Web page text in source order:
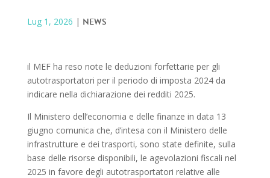
Lug 1, 2026 | NEWS
il MEF ha reso note le deduzioni forfettarie per gli
autotrasportatori per il periodo di imposta 2024 da
indicare nella dichiarazione dei redditi 2025.
Il Ministero dell’economia e delle finanze in data 13
giugno comunica che, d’intesa con il Ministero delle
infrastrutture e dei trasporti, sono state definite, sulla
base delle risorse disponibili, le agevolazioni fiscali nel
2025 in favore degli autotrasportatori relative alle